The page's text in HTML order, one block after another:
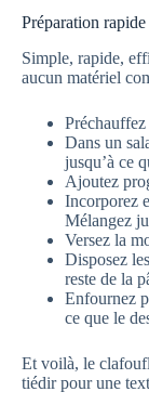
Préparation
Simple, rapide,
aucun matériel
Dans un
jusqu’à ce
Ajoutez
Incorporez
Mélangez
Versez la
Disposez
reste de la
Enfournez
ce que le
Et voilà, le
tiédir pour une